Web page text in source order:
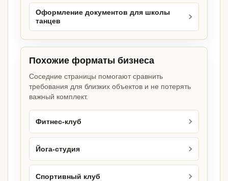
Оформление документов для школы
танцев
Похожие форматы бизнеса
Соседние страницы помогают сравнить
требования для близких объектов и не потерять
важный комплект.
Фитнес-клуб
Йога-студия
Спортивный клуб